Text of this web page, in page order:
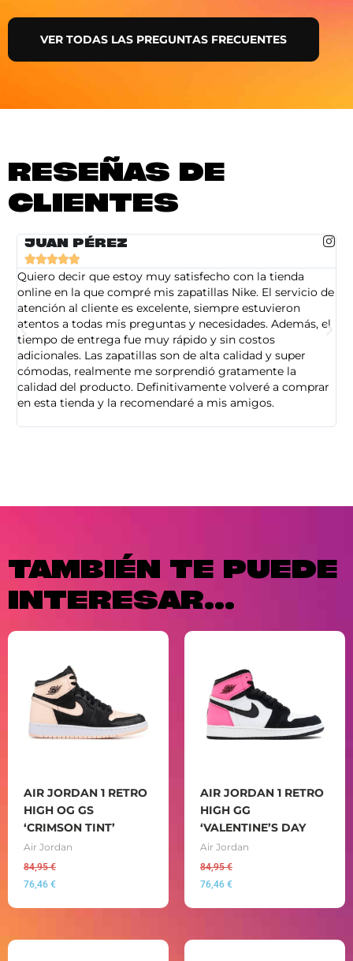
VER TODAS LAS PREGUNTAS FRECUENTES
RESEÑAS DE
CLIENTES
JUAN PÉREZ

Quiero decir que estoy muy satisfecho con la tienda
online en la que compré mis zapatillas Nike. El servicio de
atención al cliente es excelente, siempre estuvieron
atentos a todas mis preguntas y necesidades. Además, el
tiempo de entrega fue muy rápido y sin costos
adicionales. Las zapatillas son de alta calidad y super
cómodas, realmente me sorprendió gratamente la
calidad del producto. Definitivamente volveré a comprar
en esta tienda y la recomendaré a mis amigos.
TAMBIÉN TE PUEDE
INTERESAR...
AIR JORDAN 1 RETRO
HIGH OG GS
‘CRIMSON TINT’
Air Jordan
84,95€
76,46 €
AIR JORDAN 1 RETRO
HIGH GG
‘VALENTINE’S DAY
Air Jordan
84,95€
76,46 €